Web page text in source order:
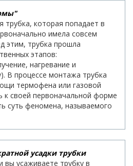
трубка, которая попадает в
имела совсем
этим, трубка прошла
этапов:
нагревание и
В процессе монтажа трубка
термофена или газовой
к своей первоначальной форме
суть феномена, называемого
усадки трубки
вы усаживаете трубку в